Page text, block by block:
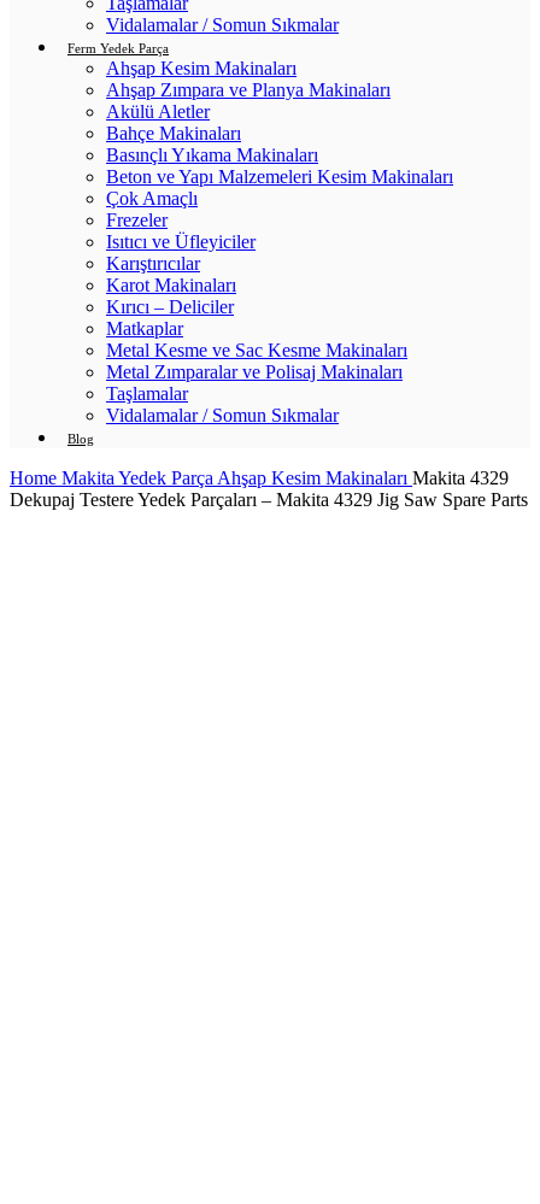
Vidalamalar / Somun Sıkmalar
Ferm Yedek Parça
Ahşap Kesim Makinaları
Ahşap Zımpara ve Planya Makinaları
Akülü Aletler
Bahçe Makinaları
Basınçlı Yıkama Makinaları
Beton ve Yapı Malzemeleri Kesim Makinaları
Çok Amaçlı
Frezeler
Isıtıcı ve Üfleyiciler
Karıştırıcılar
Karot Makinaları
Kırıcı – Deliciler
Matkaplar
Metal Kesme ve Sac Kesme Makinaları
Metal Zımparalar ve Polisaj Makinaları
Taşlamalar
Vidalamalar / Somun Sıkmalar
Blog
Home Makita Yedek Parça Ahşap Kesim Makinaları Makita 4329
Dekupaj Testere Yedek Parçaları – Makita 4329 Jig Saw Spare Parts